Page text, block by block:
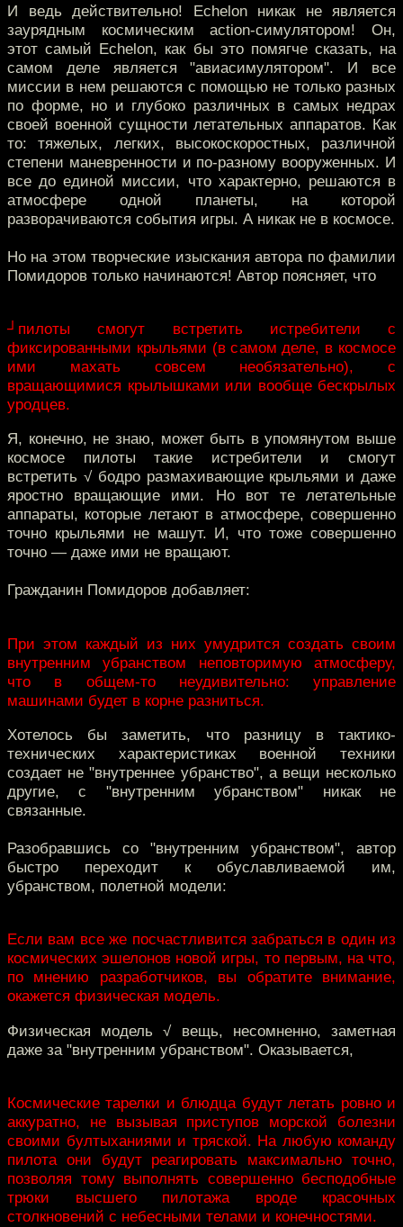
И ведь действительно! Echelon никак не является
заурядным космическим action-симулятором! Он,
этот самый Echelon, как бы это помягче сказать, на
самом деле является "авиасимулятором". И все
миссии в нем решаются с помощью не только разных
по форме, но и глубоко различных в самых недрах
своей военной сущности летательных аппаратов. Как
то: тяжелых, легких, высокоскоростных, различной
степени маневренности и по-разному вооруженных. И
все до единой миссии, что характерно, решаются в
атмосфере одной планеты, на которой
разворачиваются события игры. А никак не в космосе.
Но на этом творческие изыскания автора по фамилии
Помидоров только начинаются! Автор поясняет, что
┘пилоты смогут встретить истребители с
фиксированными крыльями (в самом деле, в космосе
ими махать совсем необязательно), с
вращающимися крылышками или вообще бескрылых
уродцев.
Я, конечно, не знаю, может быть в упомянутом выше
космосе пилоты такие истребители и смогут
встретить √ бодро размахивающие крыльями и даже
яростно вращающие ими. Но вот те летательные
аппараты, которые летают в атмосфере, совершенно
точно крыльями не машут. И, что тоже совершенно
точно — даже ими не вращают.
Гражданин Помидоров добавляет:
При этом каждый из них умудрится создать своим
внутренним убранством неповторимую атмосферу,
что в общем-то неудивительно: управление
машинами будет в корне разниться.
Хотелось бы заметить, что разницу в тактико-
технических характеристиках военной техники
создает не "внутреннее убранство", а вещи несколько
другие, с "внутренним убранством" никак не
связанные.
Разобравшись со "внутренним убранством", автор
быстро переходит к обуславливаемой им,
убранством, полетной модели:
Если вам все же посчастливится забраться в один из
космических эшелонов новой игры, то первым, на что,
по мнению разработчиков, вы обратите внимание,
окажется физическая модель.
Физическая модель √ вещь, несомненно, заметная
даже за "внутренним убранством". Оказывается,
Космические тарелки и блюдца будут летать ровно и
аккуратно, не вызывая приступов морской болезни
своими бултыханиями и тряской. На любую команду
пилота они будут реагировать максимально точно,
позволяя тому выполнять совершенно бесподобные
трюки высшего пилотажа вроде красочных
столкновений с небесными телами и конечностями.